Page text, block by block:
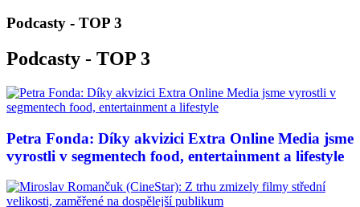
Podcasty - TOP 3
Podcasty - TOP 3
Petra Fonda: Díky akvizici Extra Online Media jsme
vyrostli v segmentech food, entertainment a lifestyle